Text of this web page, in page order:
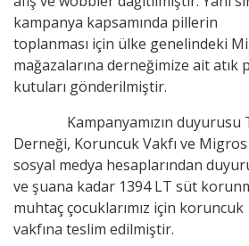
kampanya kapsamında pillerin
toplanması için ülke genelindeki
mağazalarına derneğimize ait atık
kutuları gönderilmiştir.
Kampanyamızın duyurusu
Derneği, Koruncuk Vakfı ve Migros
sosyal medya hesaplarından
ve şuana kadar 1394 LT süt
muhtaç çocuklarımız için koruncuk
vakfına teslim edilmiştir.